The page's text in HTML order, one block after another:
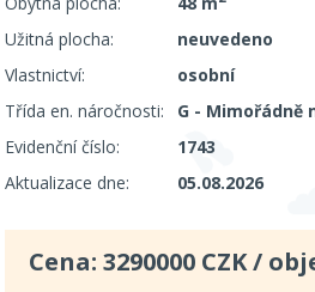
Užitná plocha:
neuvedeno
Vlastnictví:
osobní
Třída en. náročnosti:
G - Mimořádně
Evidenční číslo:
1743
Aktualizace dne:
05.08.2026
Cena:3290000 CZK /